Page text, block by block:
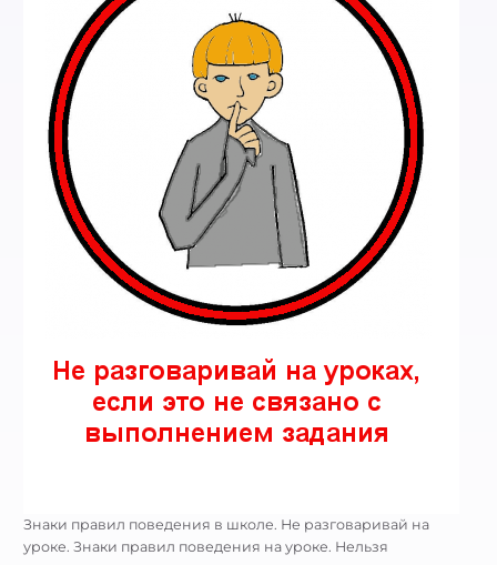
Знаки правил поведения в школе. Не разговаривай на
уроке. Знаки правил поведения на уроке. Нельзя